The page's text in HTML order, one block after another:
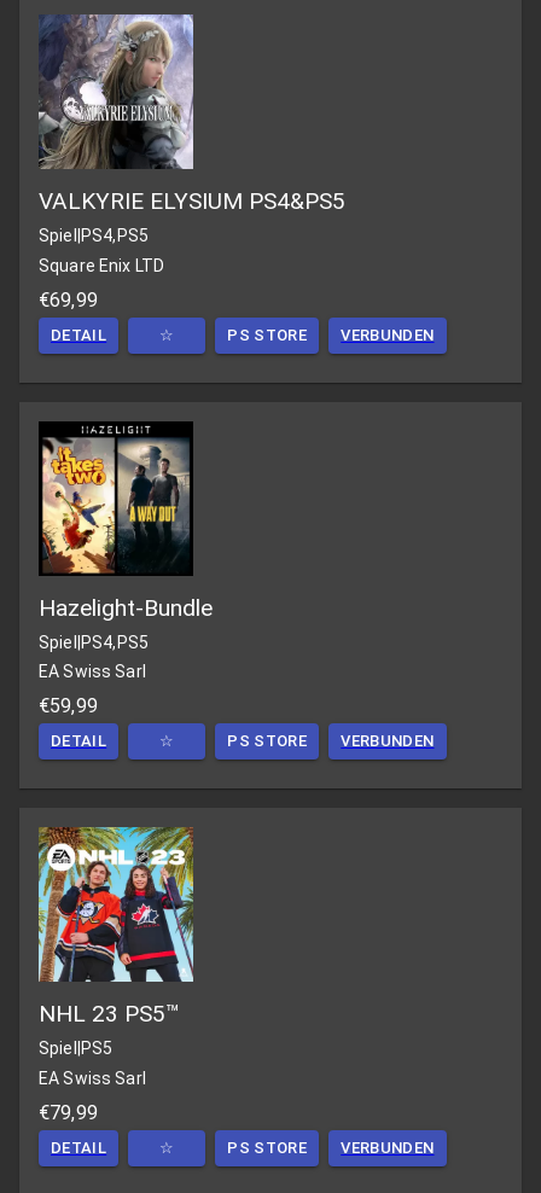
VALKYRIE ELYSIUM PS4&PS5
Spiel
PS4,PS5
Square Enix LTD
€69,99
DETAIL ☆ PS STORE VERBUNDEN
Hazelight-Bundle
Spiel|PS4,PS5
EA Swiss Sarl
€59,99
DETAIL ☆ PS STORE VERBUNDEN
NHL 23 PS5™
Spiel
PS5
EA Swiss Sarl
€79,99
DETAIL ☆ PS STORE VERBUNDEN